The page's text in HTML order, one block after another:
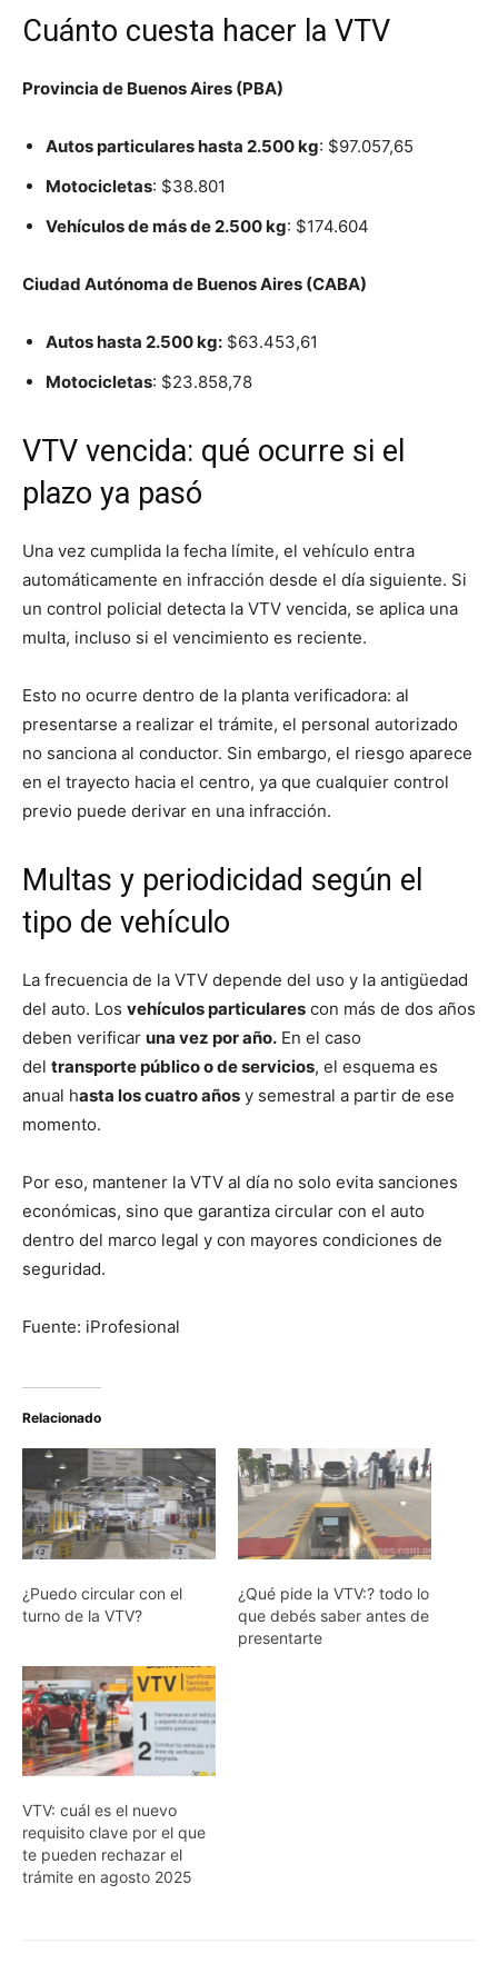
Cuánto cuesta hacer la VTV
Provincia de Buenos Aires (PBA)
Autos particulares hasta 2.500 kg: $97.057,65
Motocicletas: $38.801
Vehículos de más de 2.500 kg: $174.604
Ciudad Autónoma de Buenos Aires (CABA)
Autos hasta 2.500 kg: $63.453,61
Motocicletas: $23.858,78
VTV vencida: qué ocurre si el
plazo ya pasó
Una vez cumplida la fecha límite, el vehículo entra
automáticamente en infracción desde el día siguiente. Si
un control policial detecta la VTV vencida, se aplica una
multa, incluso si el vencimiento es reciente.
Esto no ocurre dentro de la planta verificadora: al
presentarse a realizar el trámite, el personal autorizado
no sanciona al conductor. Sin embargo, el riesgo aparece
en el trayecto hacia el centro, ya que cualquier control
previo puede derivar en una infracción.
Multas y periodicidad según el
tipo de vehículo
La frecuencia de la VTV depende del uso y la antigüedad
del auto. Los vehículos particulares con más de dos años
deben verificar una vez por año. En el caso
del transporte público o de servicios, el esquema es
anual hasta los cuatro años y semestral a partir de ese
momento.
Por eso, mantener la VTV al día no solo evita sanciones
económicas, sino que garantiza circular con el auto
dentro del marco legal y con mayores condiciones de
seguridad.
Fuente: iProfesional
Relacionado
¿Puedo circular con el
turno de la VTV?
¿Qué pide la VTV:? todo lo
que debés saber antes de
presentarte
VTV: cuál es el nuevo
requisito clave por el que
te pueden rechazar el
trámite en agosto 2025